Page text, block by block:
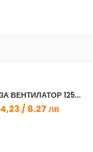
ВЕНТИЛАТОР 125...
/ 8.27 лв